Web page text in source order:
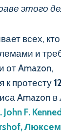
этого
всех,
и
от Amazon,
к протесту
Amazon в
John F.